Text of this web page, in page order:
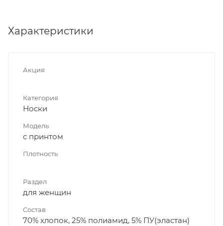
Характеристики
Акция
Категория
Носки
Модель
с принтом
Плотность
Раздел
для женщин
Состав
70% хлопок, 25% полиамид, 5% ПУ(эластан)